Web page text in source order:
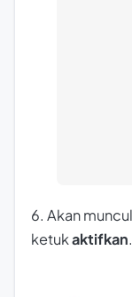
6. Akan
ketukaktifkan.